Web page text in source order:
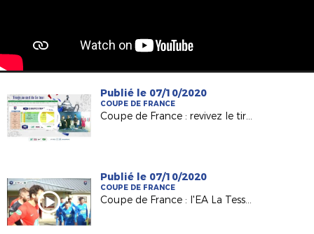
Publié le 07/10/2020
COUPE DE FRANCE
Coupe de France : revivez le tirage au sort du 5e tour
Publié le 07/10/2020
COUPE DE FRANCE
Coupe de France : l'EA La Tessoualle éliminé mais parfaitement organisé !